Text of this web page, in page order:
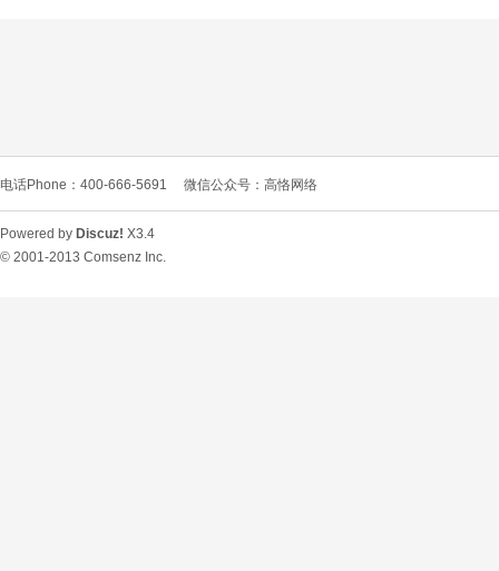
L
电话Phone：400-666-5691 微信公众号：高恪网络
Powered by Discuz! X3.4
© 2001-2013 Comsenz Inc.